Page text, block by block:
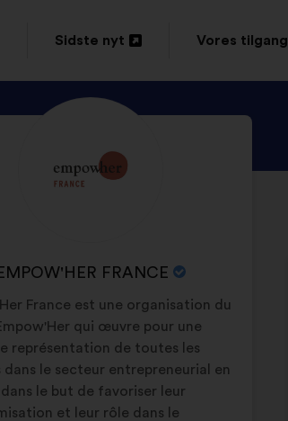
Sidste nyt
ny
Vores tilgang
EMPOW'HER
FRANCE’S
ORGANISATIONENS
EMPOW'HER FRANCE
France est une organisation du
qui œuvre pour une
représentation de toutes les
dans le secteur entrepreneurial en
dans le but de favoriser leur
et leur rôle dans le